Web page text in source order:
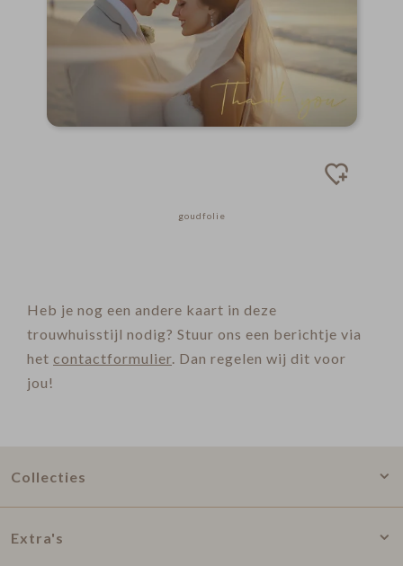
goudfolie
Heb je nog een andere kaart in deze
trouwhuisstijl nodig? Stuur ons een berichtje via
het contactformulier. Dan regelen wij dit voor
jou!
Collecties
Extra's